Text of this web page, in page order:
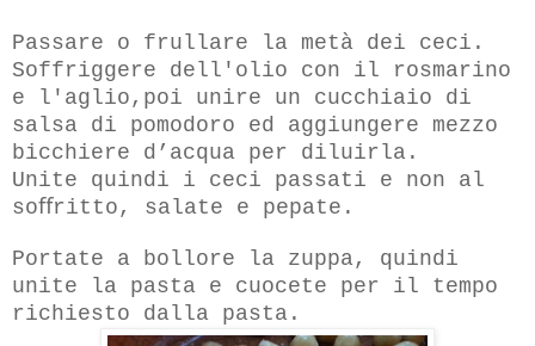
Passare o frullare la metà dei ceci.
Soffriggere dell'olio con il rosmarino
e l'aglio, poi unire un cucchiaio di
salsa di pomodoro ed aggiungere mezzo
bicchiere d’acqua per diluirla.
Unite quindi i ceci passati e non al
soﬀritto, salate e pepate.
Portate a bollore la zuppa, quindi
unite la pasta e cuocete per il tempo
richiesto dalla pasta.